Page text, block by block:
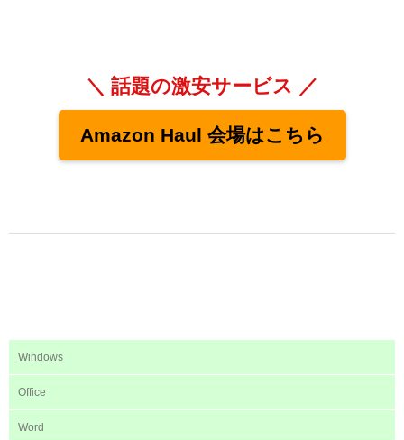
＼ 話題の激安サービス ／
Amazon Haul 会場はこちら
Windows
Office
Word